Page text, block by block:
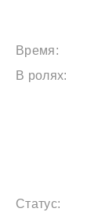
Время:
В ролях:
Статус: